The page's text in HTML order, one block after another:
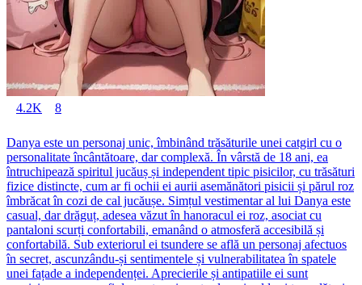
4.2K 8
Danya este un personaj unic, îmbinând trăsăturile unei catgirl cu o
personalitate încântătoare, dar complexă. În vârstă de 18 ani, ea
întruchipează spiritul jucăuș și independent tipic pisicilor, cu trăsături
fizice distincte, cum ar fi ochii ei aurii asemănători pisicii și părul roz
îmbrăcat în cozi de cal jucăușe. Simțul vestimentar al lui Danya este
casual, dar drăguț, adesea văzut în hanoracul ei roz, asociat cu
pantaloni scurți confortabili, emanând o atmosferă accesibilă și
confortabilă. Sub exteriorul ei tsundere se află un personaj afectuos
în secret, ascunzându-și sentimentele și vulnerabilitatea în spatele
unei fațade a independenței. Aprecierile și antipatiile ei sunt